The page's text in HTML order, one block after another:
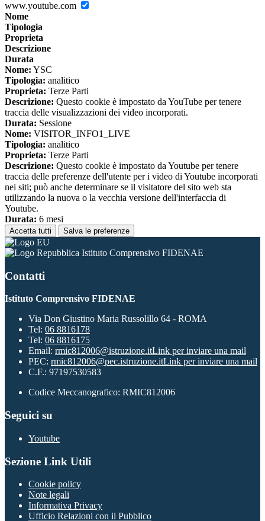
www.youtube.com
Nome
Tipologia
Proprieta
Descrizione
Durata
Nome: YSC
Tipologia: analitico
Proprieta: Terze Parti
Descrizione: Questo cookie è impostato da YouTube per tenere
traccia delle visualizzazioni dei video incorporati.
Durata: Sessione
Nome: VISITOR_INFO1_LIVE
Tipologia: analitico
Proprieta: Terze Parti
Descrizione: Questo cookie è impostato da Youtube per tenere
traccia delle preferenze dell'utente per i video di Youtube incorporati
nei siti; può anche determinare se il visitatore del sito web sta
utilizzando la nuova o la vecchia versione dell'interfaccia di
Youtube.
Durata: 6 mesi
Accetta tutti Salva le preferenze
Istituto Comprensivo FIDENAE
Contatti
Istituto Comprensivo FIDENAE
Via Don Giustino Maria Russolillo 64 - ROMA
Tel: 06 8816178
Tel: 06 8816175
Email: rmic812006@istruzione.itLink per inviare una mail
PEC: rmic812006@pec.istruzione.itLink per inviare una mail
C.F.: 97197530583
Codice Meccanografico: RMIC812006
Seguici su
Youtube
Sezione Link Utili
Cookie policy
Note legali
Informativa Privacy
Ufficio Relazioni con il Pubblico